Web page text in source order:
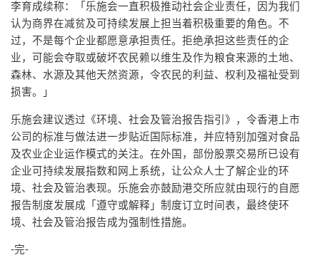
李育成续称：「乐施会一直积极推动社会企业责任，因为我们
认为商界在减贫及可持续发展上担当着积极重要的角色。不
过，不是每个企业都愿意承担责任。拒绝承担这些责任的企
业，可能会夺取或破坏农民赖以维生及作为粮食来源的土地、
森林、水源及其他天然资源，令农民的利益、权利及福祉受到
损害。」
乐施会建议透过《环境、社会及管治报告指引》，令香港上市
公司的标准与做法进一步贴近国际标准，并应特别加强对食品
及农业企业运作模式的关注。在外国，部份股票交易所已设有
企业可持续发展指数和网上系统，让公众人士了解企业的环
境、社会及管治表现。乐施会亦鼓励港交所应就由现行的自愿
报告制度发展成「遵守或解释」制度订立时间表，最终使环
境、社会及管治报告成为强制性措施。
-完-